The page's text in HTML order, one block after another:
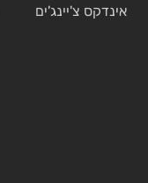
אינדקס צ'יינג'ים